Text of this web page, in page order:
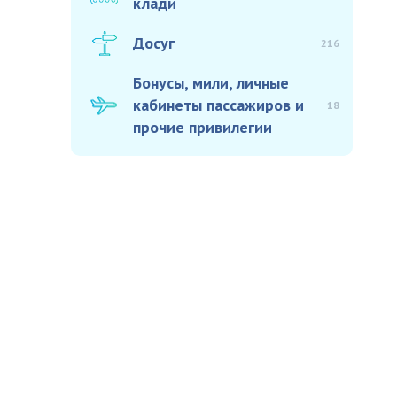
Досуг 216
Бонусы, мили, личные
кабинеты пассажиров и
прочие привилегии
18